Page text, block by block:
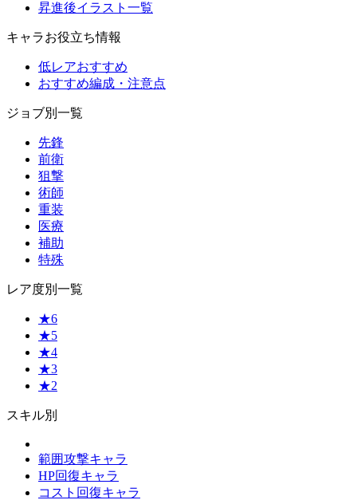
昇進後イラスト一覧
キャラお役立ち情報
低レアおすすめ
おすすめ編成・注意点
ジョブ別一覧
先鋒
前衛
狙撃
術師
重装
医療
補助
特殊
レア度別一覧
★6
★5
★4
★3
★2
スキル別
範囲攻撃キャラ
HP回復キャラ
コスト回復キャラ